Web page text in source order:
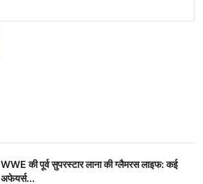
WWE की पूर्व सुपरस्टार लाना की ग्लैमरस लाइफ: कई
अफेयर्स...